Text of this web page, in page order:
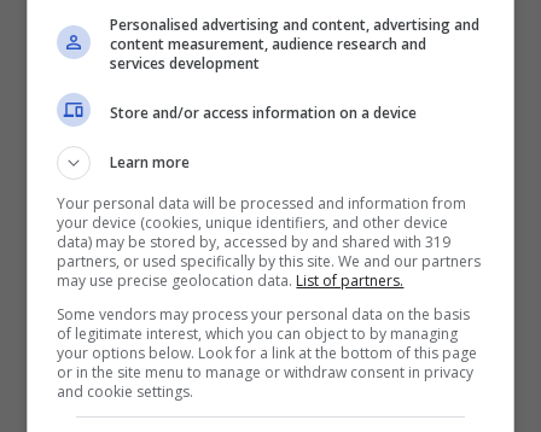
e aiutando il prossimo soprattutto in epoca
Covid; hanno costruito il loro impero
economico con dedizione e impegno; hanno
affrontato i momenti più difficili come la
malattiadi Fedez per cui i soldi non
alleviano il dolore e se ora vogliono godersi i
frutti del successo con due case all’altezza
del loro conto in banca, non possiamo
recriminare nulla.
Personalised advertising and content, advertising and
content measurement, audience research and
services development
Store and/or access information on a device
Learn more
Your personal data will be processed and information from
your device (cookies, unique identifiers, and other device
data) may be stored by, accessed by and shared with 319
partners, or used specifically by this site. We and our partners
may use precise geolocation data. List of partners.
Some vendors may process your personal data on the basis
of legitimate interest, which you can object to by managing
your options below. Look for a link at the bottom of this page
or in the site menu to manage or withdraw consent in privacy
and cookie settings.